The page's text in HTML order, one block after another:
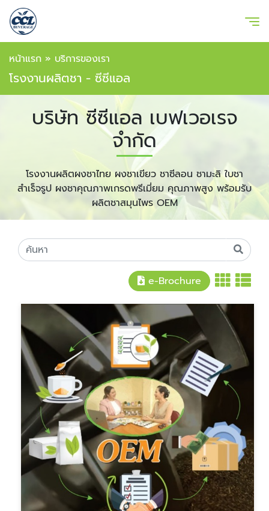
หน้าแรก » บริการของเรา
โรงงานผลิตชา - ซีซีแอล
บริษัท ซีซีแอล เบฟเวอเรจ
จำกัด
โรงงานผลิตผงชาไทย ผงชาเขียว ชาซีลอน ชามะลิ ใบชา
สำเร็จรูป ผงชาคุณภาพเกรดพรีเมี่ยม คุณภาพสูง พร้อมรับ
ผลิตชาสมุนไพร OEM
e-Brochure